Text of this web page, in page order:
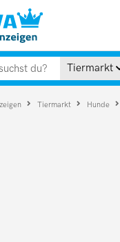
Tiermarkt
Tiermarkt Hunde